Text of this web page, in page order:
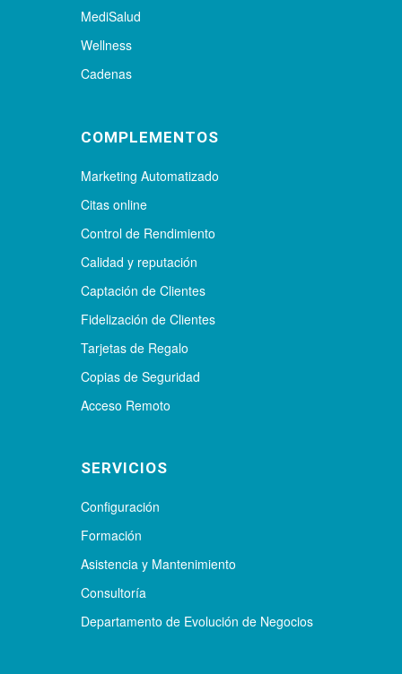
MediSalud
Wellness
Cadenas
COMPLEMENTOS
Marketing Automatizado
Citas online
Control de Rendimiento
Calidad y reputación
Captación de Clientes
Fidelización de Clientes
Tarjetas de Regalo
Copias de Seguridad
Acceso Remoto
SERVICIOS
Configuración
Formación
Asistencia y Mantenimiento
Consultoría
Departamento de Evolución de Negocios